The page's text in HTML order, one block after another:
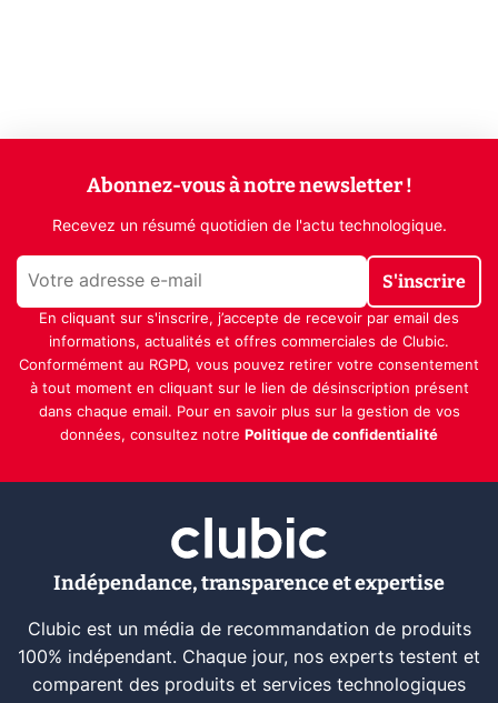
Abonnez-vous à notre newsletter !
Recevez un résumé quotidien de l'actu technologique.
S'inscrire
En cliquant sur s'inscrire, j’accepte de recevoir par email des
informations, actualités et offres commerciales de Clubic.
Conformément au RGPD, vous pouvez retirer votre consentement
à tout moment en cliquant sur le lien de désinscription présent
dans chaque email. Pour en savoir plus sur la gestion de vos
données, consultez notre Politique de confidentialité
Indépendance, transparence et expertise
Clubic est un média de recommandation de produits
100% indépendant. Chaque jour, nos experts testent et
comparent des produits et services technologiques